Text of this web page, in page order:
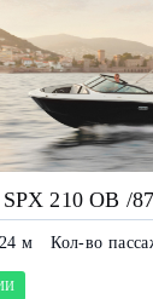
SPX 210 OB /
м Кол-во